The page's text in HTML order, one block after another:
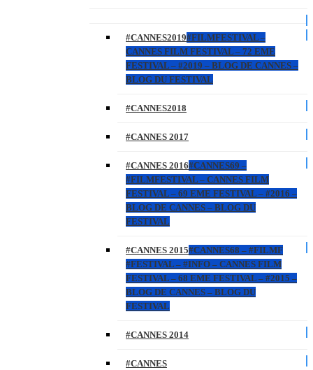
#CANNES2019#FILMFESTIVAL –
CANNES FILM FESTIVAL – 72 EME
FESTIVAL – #2019 – BLOG DE CANNES –
BLOG DU FESTIVAL
#CANNES2018
#CANNES 2017
#CANNES 2016#CANNES69 –
#FILMFESTIVAL – CANNES FILM
FESTIVAL – 69 EME FESTIVAL – #2016 –
BLOG DE CANNES – BLOG DU
FESTIVAL
#CANNES 2015#CANNES68 – #FILMF
#FESTIVAL – #INFO – CANNES FILM
FESTIVAL – 68 EME FESTIVAL – #2015 –
BLOG DE CANNES – BLOG DU
FESTIVAL
#CANNES 2014
#CANNES